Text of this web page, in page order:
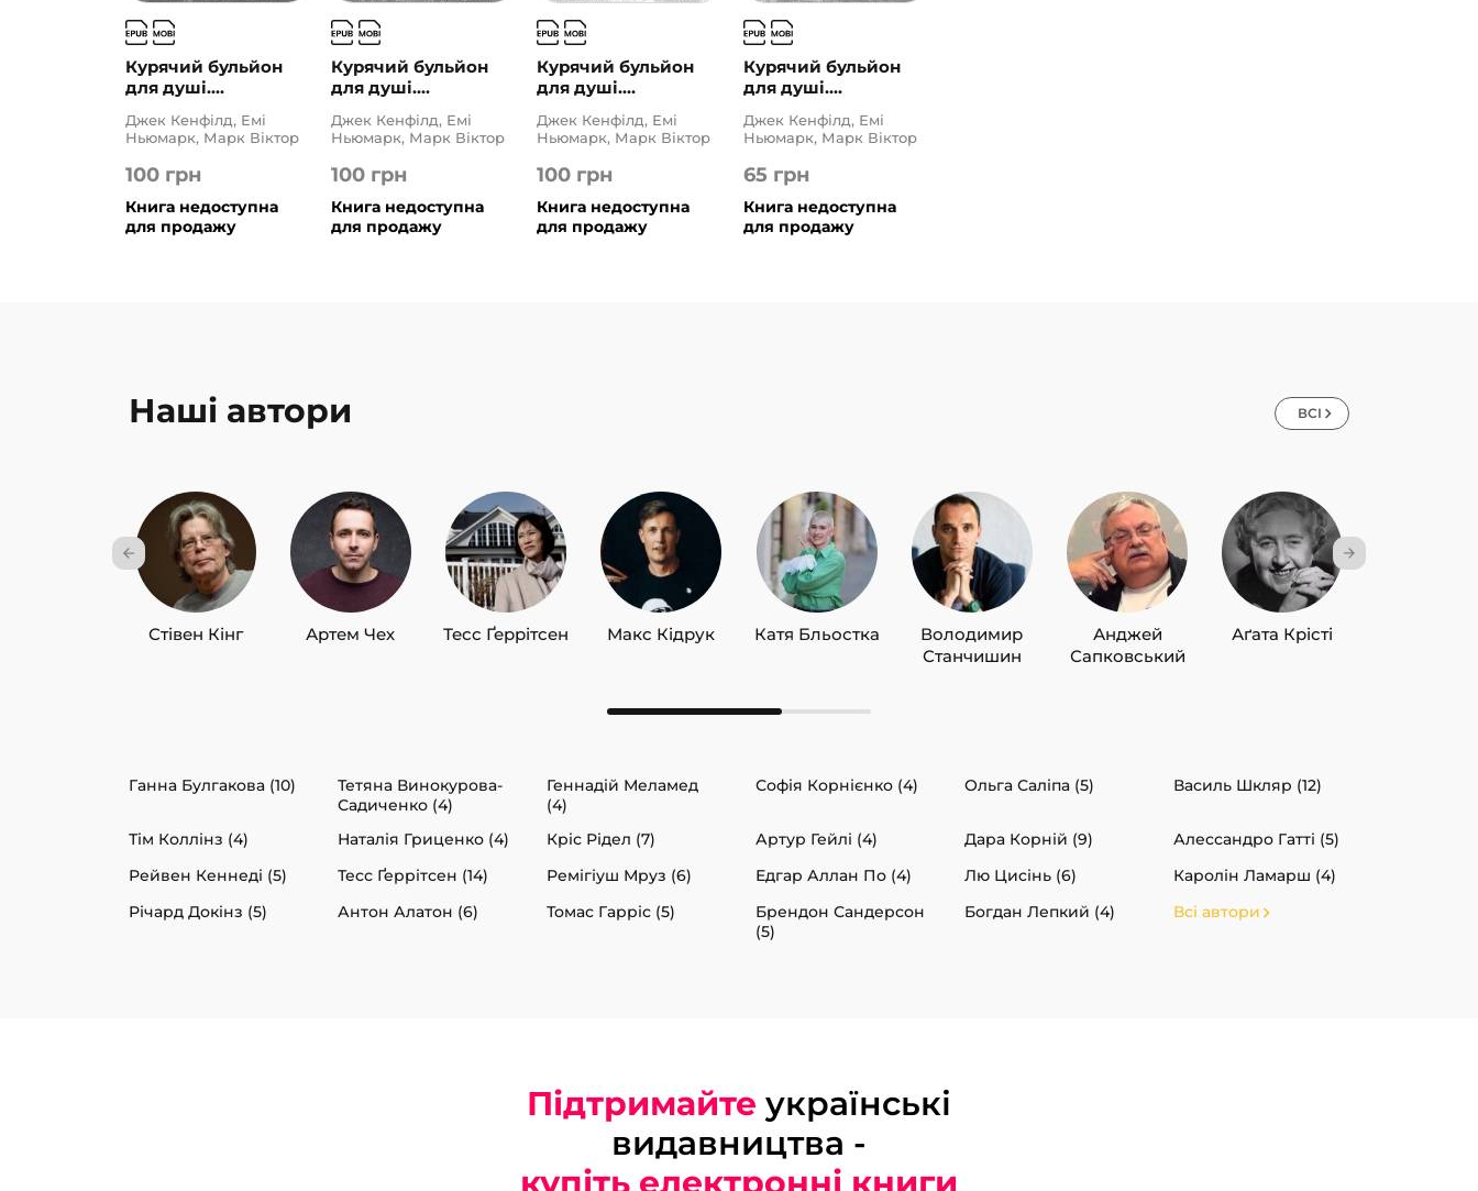
Курячий бульйон
для душі....
100 грн
Джек Кенфілд, Емі
Ньюмарк, Марк Віктор
Книга недоступна
для продажу
Курячий бульйон
для душі....
100 грн
Джек Кенфілд, Емі
Ньюмарк, Марк Віктор
Книга недоступна
для продажу
Курячий бульйон
для душі....
100 грн
Джек Кенфілд, Емі
Ньюмарк, Марк Віктор
Книга недоступна
для продажу
Курячий бульйон
для душі....
65 грн
Джек Кенфілд, Емі
Ньюмарк, Марк Віктор
Книга недоступна
для продажу
Наші автори ВСІ
Стівен Кінг Артем Чех Тесс Ґеррітсен Макс Кідрук Катя Бльостка
Володимир
Станчишин
Анджей
Сапковський
Аґата Крісті
Ганна Булгакова (10)
Тетяна Винокурова-
Садиченко (4)
Геннадій Меламед
(4)
Софія Корнієнко (4) Ольга Саліпа (5) Василь Шкляр (12)
Тім Коллінз (4) Наталія Гриценко (4) Кріс Рідел (7) Артур Гейлі (4) Дара Корній (9)
Алессандро Гатті (5)
Рейвен Кеннеді (5)
Тесс Ґеррітсен (14) Ремігіуш Мруз (6) Едгар Аллан По (4) Лю Цисінь (6)
Каролін Ламарш (4)
Річард Докінз (5)
Антон Алатон (6) Томас Гарріс (5)
Брендон Сандерсон
(5)
Богдан Лепкий (4) Всі автори
Підтримайте українські
видавництва -